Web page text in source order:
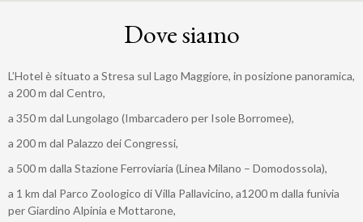
Dove siamo
L’Hotel è situato a Stresa sul Lago Maggiore, in posizione panoramica,
a 200 m dal Centro,
a 350 m dal Lungolago (Imbarcadero per Isole Borromee),
a 200 m dal Palazzo dei Congressi,
a 500 m dalla Stazione Ferroviaria (Linea Milano – Domodossola),
a 1 km dal Parco Zoologico di Villa Pallavicino, a1200 m dalla funivia
per Giardino Alpinia e Mottarone,